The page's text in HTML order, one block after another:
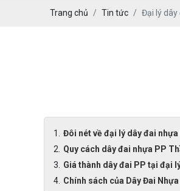
Trang chủ Tin tức Đại lý dây
Đôi nét về đại lý dây đai
Quy cách dây đai nhựa PP
Giá thành dây đai PP tại đại
Chính sách của Dây Đai